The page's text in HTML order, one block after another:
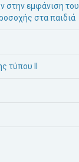
στην εμφάνιση του
στα παιδιά
ΙΙ